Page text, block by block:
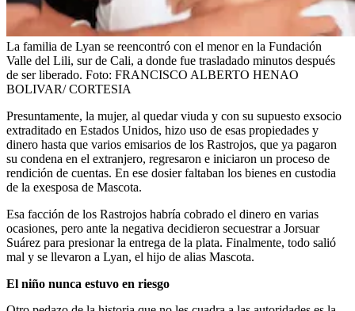
La familia de Lyan se reencontró con el menor en la Fundación
Valle del Lili, sur de Cali, a donde fue trasladado minutos después
de ser liberado. Foto: FRANCISCO ALBERTO HENAO
BOLIVAR/ CORTESIA
Presuntamente, la mujer, al quedar viuda y con su supuesto exsocio
extraditado en Estados Unidos, hizo uso de esas propiedades y
dinero hasta que varios emisarios de los Rastrojos, que ya pagaron
su condena en el extranjero, regresaron e iniciaron un proceso de
rendición de cuentas. En ese dosier faltaban los bienes en custodia
de la exesposa de Mascota.
Esa facción de los Rastrojos habría cobrado el dinero en varias
ocasiones, pero ante la negativa decidieron secuestrar a Jorsuar
Suárez para presionar la entrega de la plata. Finalmente, todo salió
mal y se llevaron a Lyan, el hijo de alias Mascota.
El niño nunca estuvo en riesgo